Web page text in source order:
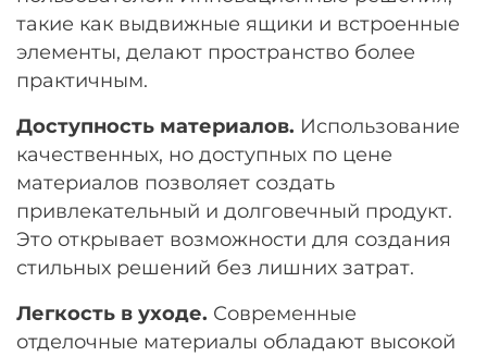
такие как выдвижные ящики и встроенные
элементы, делают пространство более
практичным.
Доступность материалов. Использование
качественных, но доступных по цене
материалов позволяет создать
привлекательный и долговечный продукт.
Это открывает возможности для создания
стильных решений без лишних затрат.
Легкость в уходе. Современные
отделочные материалы обладают высокой